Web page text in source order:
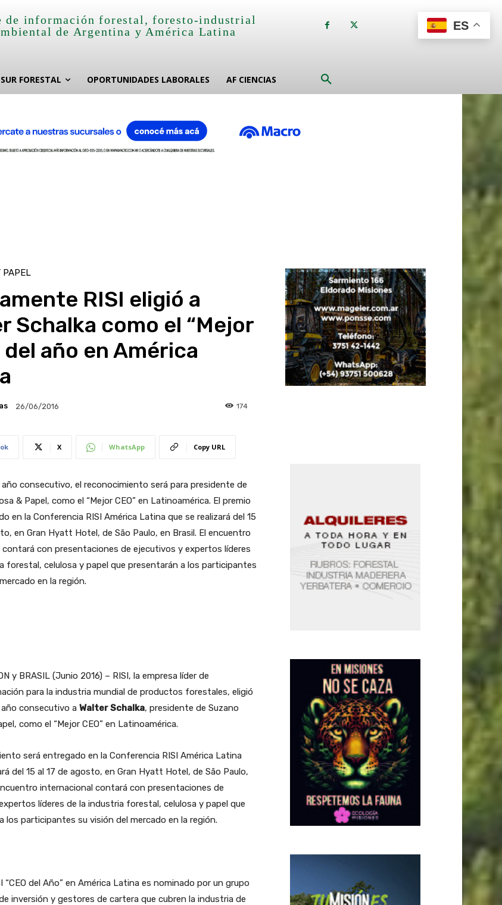
de información forestal, foresto-industrial
de Argentina y América Latina
SUR FORESTAL OPORTUNIDADES LABORALES AF CIENCIAS
PAPEL
RISI eligió a
Schalka como el “Mejor
del año en América
26/06/2016 174
X WhatsApp Copy URL
consecutivo, el reconocimiento será para presidente de
& Papel, como el “Mejor CEO” en Latinoamérica. El premio
en la Conferencia RISI América Latina que se realizará del 15
en Gran Hyatt Hotel, de São Paulo, en Brasil. El encuentro
con presentaciones de ejecutivos y expertos líderes
forestal, celulosa y papel que presentarán a los participantes
en la región.
y BRASIL (Junio 2016) – RISI, la empresa líder de
para la industria mundial de productos forestales, eligió
consecutivo a Walter Schalka, presidente de Suzano
como el “Mejor CEO” en Latinoamérica.
será entregado en la Conferencia RISI América Latina
del 15 al 17 de agosto, en Gran Hyatt Hotel, de São Paulo,
internacional contará con presentaciones de
líderes de la industria forestal, celulosa y papel que
los participantes su visión del mercado en la región.
“CEO del Año” en América Latina es nominado por un grupo
inversión y gestores de cartera que cubren la industria de
ES